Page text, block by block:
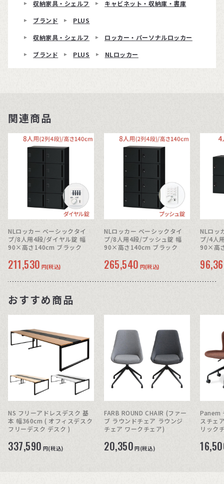
収納家具・シェルフ
キャビネット・収納庫・書庫
ブランド
PLUS
収納家具・シェルフ
ロッカー・パーソナルロッカー
ブランド
PLUS NLロッカー
関連商品
NLロッカー ベーシックタイ
プ/8人用4段/ダイヤル錠 幅
90×高さ140cm ブラック
211,530 円(税込)
NLロッカー ベーシックタイ
プ/8人用4段/プッシュ錠 幅
90×高さ140cm ブラック
265,540 円(税込)
NLロッ
プ/4人
90×高
おすすめ商品
NS フリーアドレスデスク 基
本 幅360cm ( オフィスデスク
フリーデスク デスク )
337,590 円(税込)
FARB ROUND CHAIR (ファー
ブ ラウンドチェア ラウンジ
チェア ワークチェア)
20,350 円(税込)
Panem
スチェ
リック